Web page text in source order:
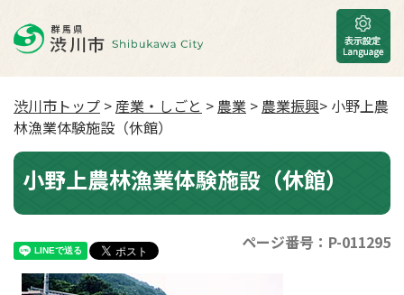
渋川市トップ >産業・しごと > 農業 > 農業振興> 小野上農
林漁業体験施設（休館）
小野上農林漁業体験施設（休館）
ページ番号：P-011295